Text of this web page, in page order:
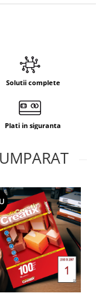
Solutii complete
Plati in siguranta